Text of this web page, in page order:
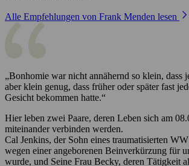
Alle Empfehlungen von Frank Menden lesen
„Bonhomie war nicht annähernd so klein, dass
aber klein genug, dass früher oder später fast
Gesicht bekommen hatte.“
Hier leben zwei Paare, deren Leben sich am
miteinander verbinden werden.
Cal Jenkins, der Sohn eines traumatisierten
wegen einer angeborenen Beinverkürzung für
wurde, und Seine Frau Becky, deren Tätigkeit